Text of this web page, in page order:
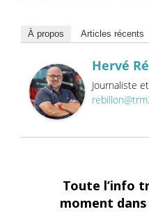
À propos Articles récents
Hervé
Journaliste
Toute l’info
moment